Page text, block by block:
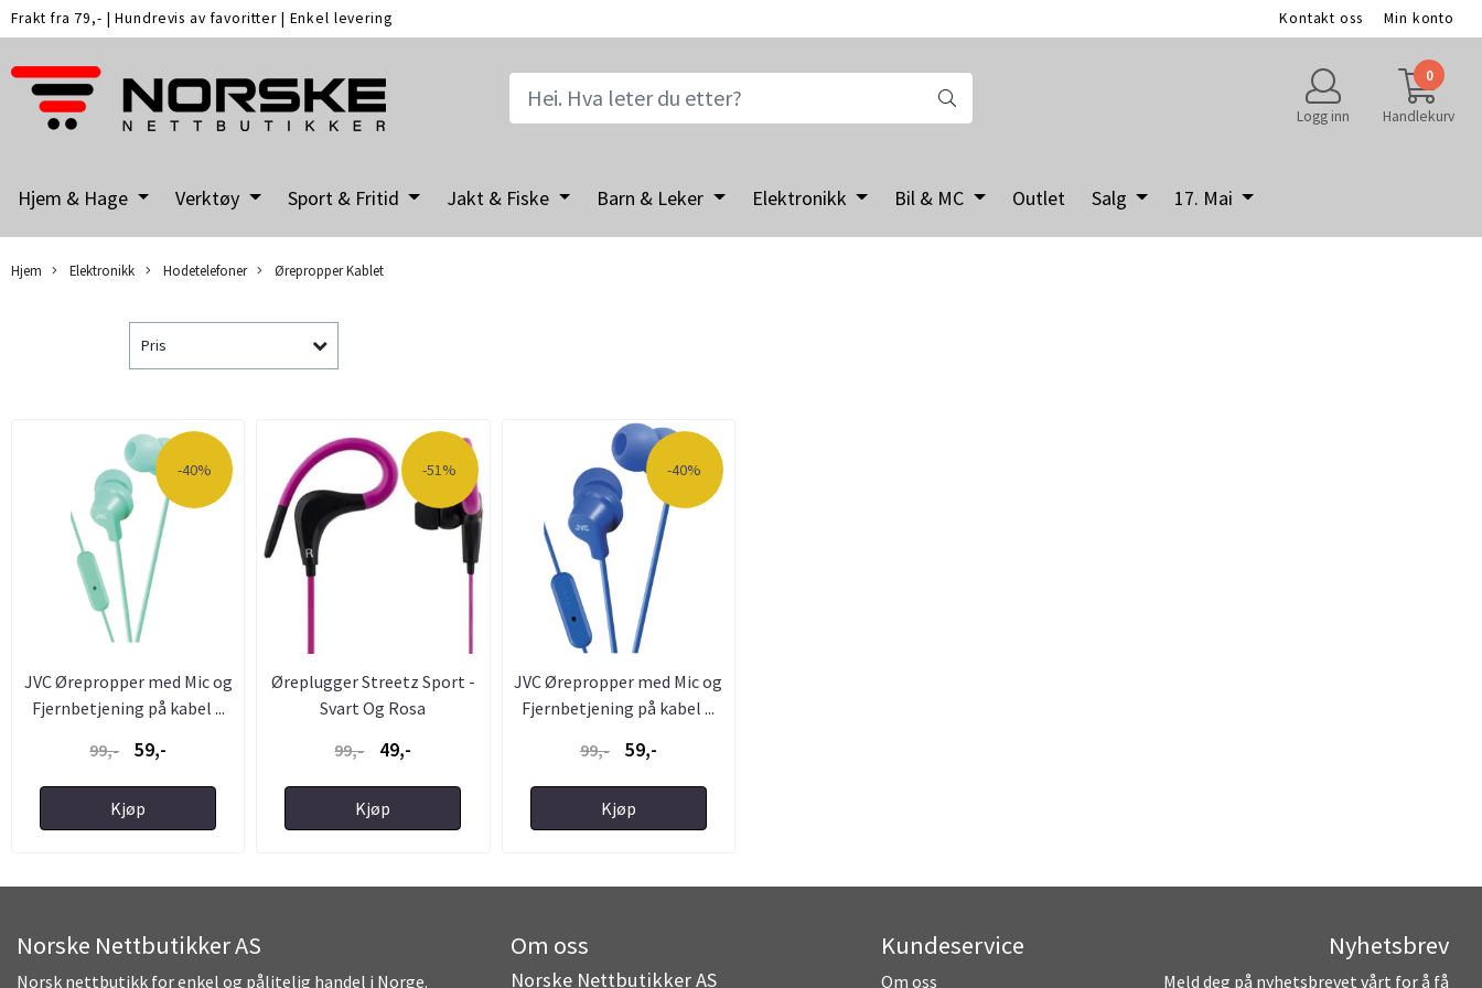
Frakt fra 79,- |Hundrevis av favoritter | Enkel levering Kontakt oss Min konto
Logg inn
0
Handlekurv
Hjem & Hage Verktøy Sport & Fritid Jakt & Fiske Barn & Leker Elektronikk Bil & MC Outlet Salg 17. Mai
Hjem Elektronikk Hodetelefoner Ørepropper Kablet
Pris
-40%
JVC Ørepropper med Mic og
Fjernbetjening på kabel ...
99,-
59,-
Kjøp
-51%
Øreplugger Streetz Sport -
Svart Og Rosa
99,-
49,-
Kjøp
-40%
JVC Ørepropper med Mic og
Fjernbetjening på kabel ...
99,-
59,-
Kjøp
Norske Nettbutikker AS
Norsk nettbutikk for enkel og pålitelig handel i Norge.
Om oss
Norske Nettbutikker AS
Kundeservice
Om oss
Nyhetsbrev
Meld deg på nyhetsbrevet vårt for å få